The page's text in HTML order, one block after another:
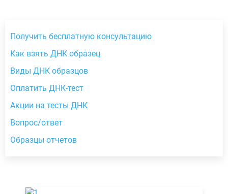
Получить бесплатную консультацию
Как взять ДНК образец
Виды ДНК образцов
Оплатить ДНК-тест
Акции на тесты ДНК
Вопрос/ответ
Образцы отчетов